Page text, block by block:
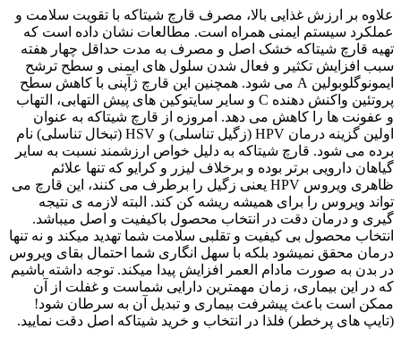
علاوه بر ارزش غذایی بالا، مصرف قارچ شیتاکه با تقویت سلامت و
عملکرد سیستم ایمنی همراه است. مطالعات نشان داده است که
تهیه قارچ شیتاکه خشک اصل و مصرف به مدت حداقل چهار هفته
سبب افزایش تکثیر و فعال شدن سلول های ایمنی و سطح ترشح
ایمونوگلوبولین A می شود. همچنین این قارچ ژآپنی با کاهش سطح
پروتئین واکنش دهنده C و سایر سایتوکین های پیش التهابی، التهاب
و عفونت ها را کاهش می دهد. امروزه از قارچ شیتاکه به عنوان
اولین گزینه درمان HPV (زگیل تناسلی) و HSV (تبخال تناسلی) نام
برده می شود. قارچ شیتاکه به دلیل خواص ارزشمند نسبت به سایر
گیاهان دارویی برتر بوده و برخلاف لیزر و کرایو که تنها علائم
ظاهری ویروس HPV یعنی زگیل را برطرف می کنند، این قارچ می
تواند ویروس را برای همیشه ریشه کن کند. البته لازمه ی نتیجه
گیری و درمان دقت در انتخاب محصول باکیفیت و اصل میباشد.
انتخاب محصول بی کیفیت و تقلبی سلامت شما تهدید میکند و نه تنها
درمان محقق نمیشود بلکه با سهل انگاری شما احتمال بقای ویروس
در بدن به صورت مادام العمر افزایش پیدا میکند. توجه داشته باشیم
که در این بیماری، زمان مهمترین دارایی شماست و غفلت از آن
ممکن است باعث پیشرفت بیماری و تبدیل آن به سرطان شود!
(تایپ های پرخطر) فلذا در انتخاب و خرید شیتاکه اصل دقت نمایید.